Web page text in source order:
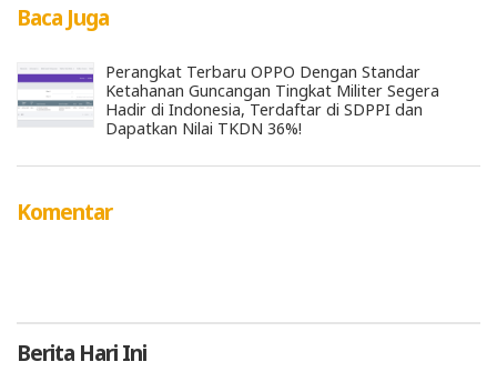
Baca Juga
Perangkat Terbaru OPPO Dengan Standar
Ketahanan Guncangan Tingkat Militer Segera
Hadir di Indonesia, Terdaftar di SDPPI dan
Dapatkan Nilai TKDN 36%!
Komentar
Berita Hari Ini